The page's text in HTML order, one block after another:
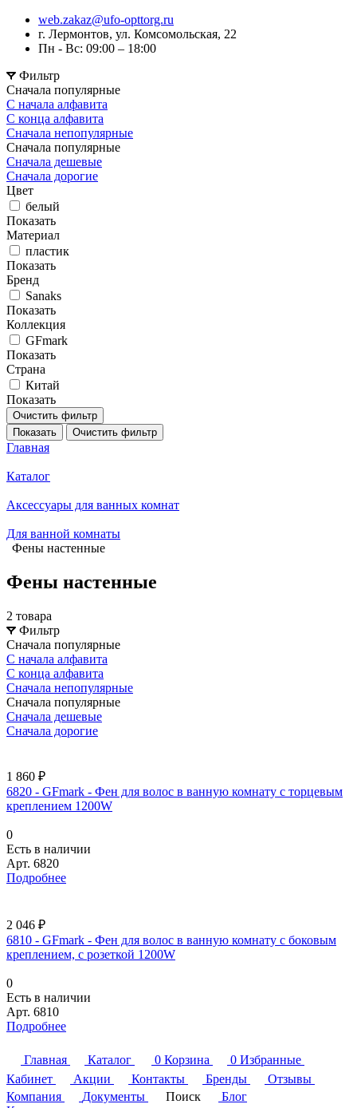
web.zakaz@ufo-opttorg.ru
г. Лермонтов, ул. Комсомольская, 22
Пн - Вс: 09:00 – 18:00
Фильтр
Сначала популярные
С начала алфавита
С конца алфавита
Сначала непопулярные
Сначала популярные
Сначала дешевые
Сначала дорогие
Цвет
белый
Показать
Материал
пластик
Показать
Бренд
Sanaks
Показать
Коллекция
GFmark
Показать
Страна
Китай
Показать
Очистить фильтр
Показать
Очистить фильтр
Главная
Каталог
Аксессуары для ванных комнат
Для ванной комнаты
Фены настенные
Фены настенные
2 товара
Фильтр
Сначала популярные
С начала алфавита
С конца алфавита
Сначала непопулярные
Сначала популярные
Сначала дешевые
Сначала дорогие
1 860 ₽
6820 - GFmark - Фен для волос в ванную комнату с торцевым
креплением 1200W
0
Есть в наличии
Арт. 6820
Подробнее
2 046 ₽
6810 - GFmark - Фен для волос в ванную комнату с боковым
креплением, с розеткой 1200W
0
Есть в наличии
Арт. 6810
Подробнее
Главная Каталог 0 Корзина 0 Избранные
Кабинет
Акции Контакты Бренды
Отзывы
Компания
Документы Поиск
Блог